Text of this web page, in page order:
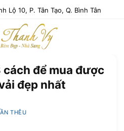
Lộ 10, P. Tân Tạo, Q. Bình Tân
cách để mua được
đẹp nhất
THÊU